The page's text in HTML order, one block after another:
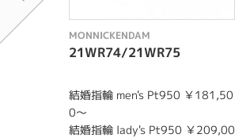
MONNICKENDAM
21WR74/21WR75
結婚指輪 men's Pt950 ￥181,50
0～
結婚指輪 lady's Pt950 ￥209,00